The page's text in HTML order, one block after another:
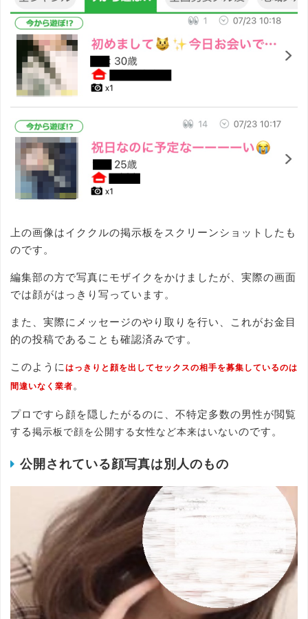
上の画像はイククルの掲示板をスクリーンショットしたも
のです。
編集部の方で写真にモザイクをかけましたが、実際の画面
では顔がはっきり写っています。
また、実際にメッセージのやり取りを行い、これがお金目
的の投稿であることも確認済みです。
このようにはっきりと顔を出してセックスの相手を募集しているのは
間違いなく業者。
プロですら顔を隠したがるのに、不特定多数の男性が閲覧
する掲示板で顔を公開する女性など本来はいないのです。
公開されている顔写真は別人のもの